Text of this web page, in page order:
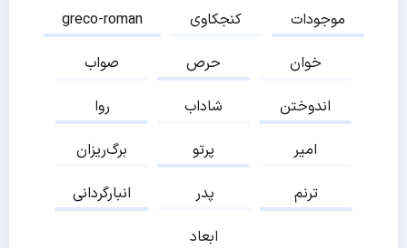
greco-roman
کنجکاوی
موجودات
صواب
حرص
خوان
روا
شاداب
اندوختن
برگ‌ریزان
پرتو
امیر
انبارگردانی
پدر
ترنم
ابعاد